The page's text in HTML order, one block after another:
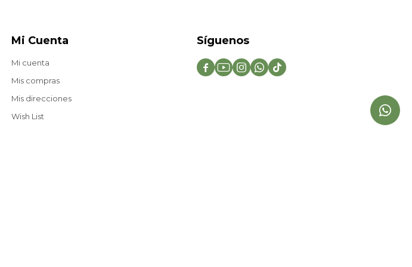
Mi Cuenta
Mi cuenta
Mis compras
Mis direcciones
Wish List
Síguenos
    